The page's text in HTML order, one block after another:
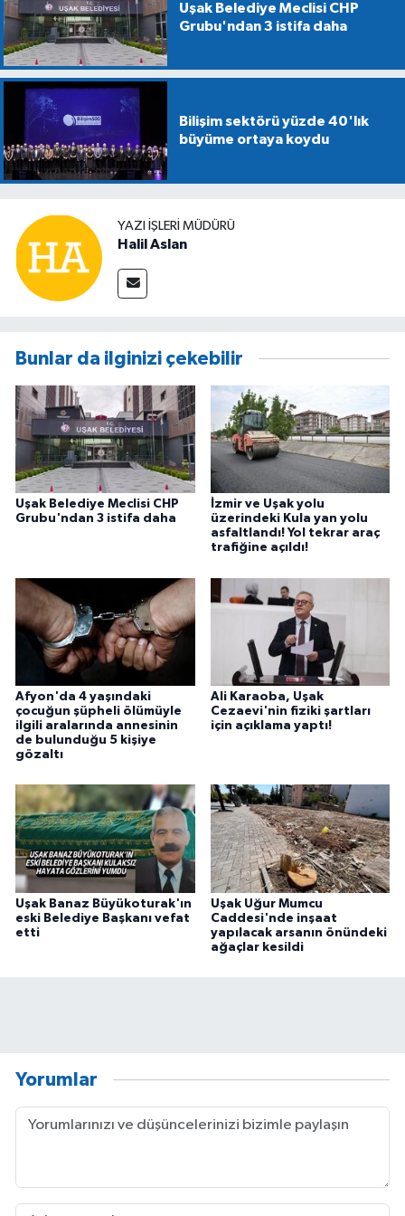
Uşak Belediye Meclisi CHP
Grubu'ndan 3 istifa daha
Bilişim sektörü yüzde 40'lık
büyüme ortaya koydu
YAZI İŞLERİ MÜDÜRÜ
Halil Aslan
Bunlar da ilginizi çekebilir
Uşak Belediye Meclisi CHP
Grubu'ndan 3 istifa daha
İzmir ve Uşak yolu
üzerindeki Kula yan yolu
asfaltlandı! Yol tekrar araç
trafiğine açıldı!
Afyon'da 4 yaşındaki
çocuğun şüpheli ölümüyle
ilgili aralarında annesinin
de bulunduğu 5 kişiye
gözaltı
Ali Karaoba, Uşak
Cezaevi'nin fiziki şartları
için açıklama yaptı!
Uşak Banaz Büyükoturak'ın
eski Belediye Başkanı vefat
etti
Uşak Uğur Mumcu
Caddesi'nde inşaat
yapılacak arsanın önündeki
ağaçlar kesildi
Yorumlar